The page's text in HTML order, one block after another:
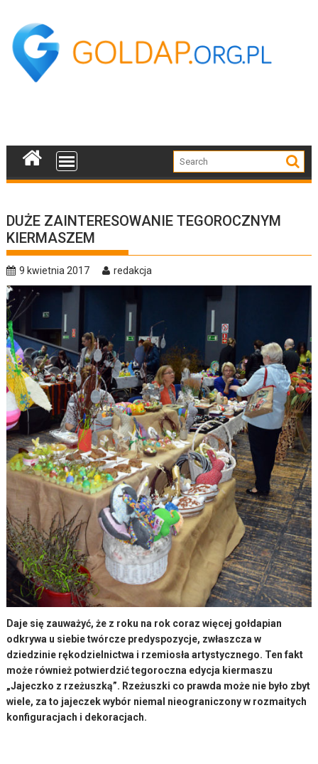
content
DUŻE ZAINTERESOWANIE TEGOROCZNYM
KIERMASZEM
9 kwietnia 2017 redakcja
Daje się zauważyć, że z roku na rok coraz więcej gołdapian
odkrywa u siebie twórcze predyspozycje, zwłaszcza w
dziedzinie rękodzielnictwa i rzemiosła artystycznego. Ten fakt
może również potwierdzić tegoroczna edycja kiermaszu
„Jajeczko z rzeżuszką”. Rzeżuszki co prawda może nie było zbyt
wiele, za to jajeczek wybór niemal nieograniczony w rozmaitych
konfiguracjach i dekoracjach.